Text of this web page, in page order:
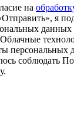
на
я
данных
персональных
соблюдать